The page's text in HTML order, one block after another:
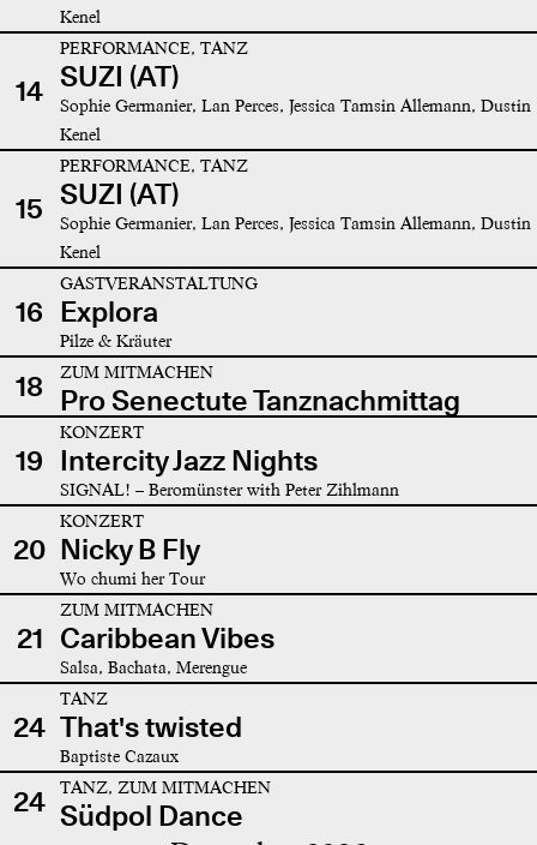
Kenel
14
PERFORMANCE, TANZ
SUZI (AT)
Sophie Germanier, Lan Perces, Jessica Tamsin Allemann, Dustin
Kenel
15
PERFORMANCE, TANZ
SUZI (AT)
Sophie Germanier, Lan Perces, Jessica Tamsin Allemann, Dustin
Kenel
16
GASTVERANSTALTUNG
Explora
Pilze & Kräuter
18 ZUM MITMACHEN
Pro Senectute Tanznachmittag
19
KONZERT
Intercity Jazz Nights
SIGNAL! – Beromünster with Peter Zihlmann
20
KONZERT
Nicky B Fly
Wo chumi her Tour
21
ZUM MITMACHEN
Caribbean Vibes
Salsa, Bachata, Merengue
24
TANZ
That's twisted
Baptiste Cazaux
24 TANZ, ZUM MITMACHEN
Südpol Dance